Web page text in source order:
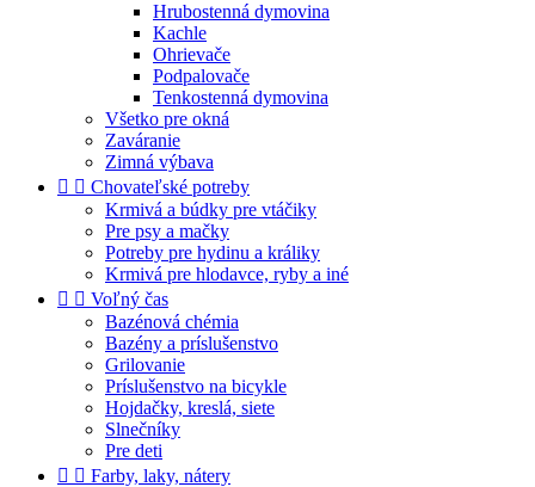
Hrubostenná dymovina
Kachle
Ohrievače
Podpalovače
Tenkostenná dymovina
Všetko pre okná
Zaváranie
Zimná výbava
  Chovateľské potreby
Krmivá a búdky pre vtáčiky
Pre psy a mačky
Potreby pre hydinu a králiky
Krmivá pre hlodavce, ryby a iné
  Voľný čas
Bazénová chémia
Bazény a príslušenstvo
Grilovanie
Príslušenstvo na bicykle
Hojdačky, kreslá, siete
Slnečníky
Pre deti
  Farby, laky, nátery